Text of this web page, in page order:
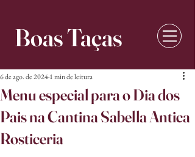
Boas Taças
Menu especial para o Dia dos
Pais na Cantina Sabella Antica
Rosticeria
6 de ago. de 20241 min de leitura